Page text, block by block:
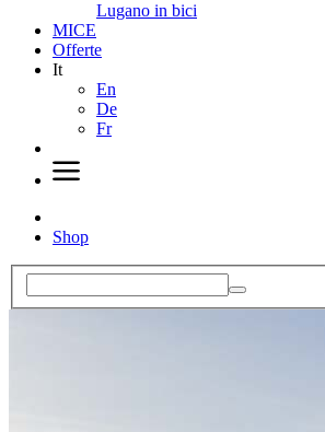
Lugano in bici
MICE
Offerte
It
En
De
Fr
Shop